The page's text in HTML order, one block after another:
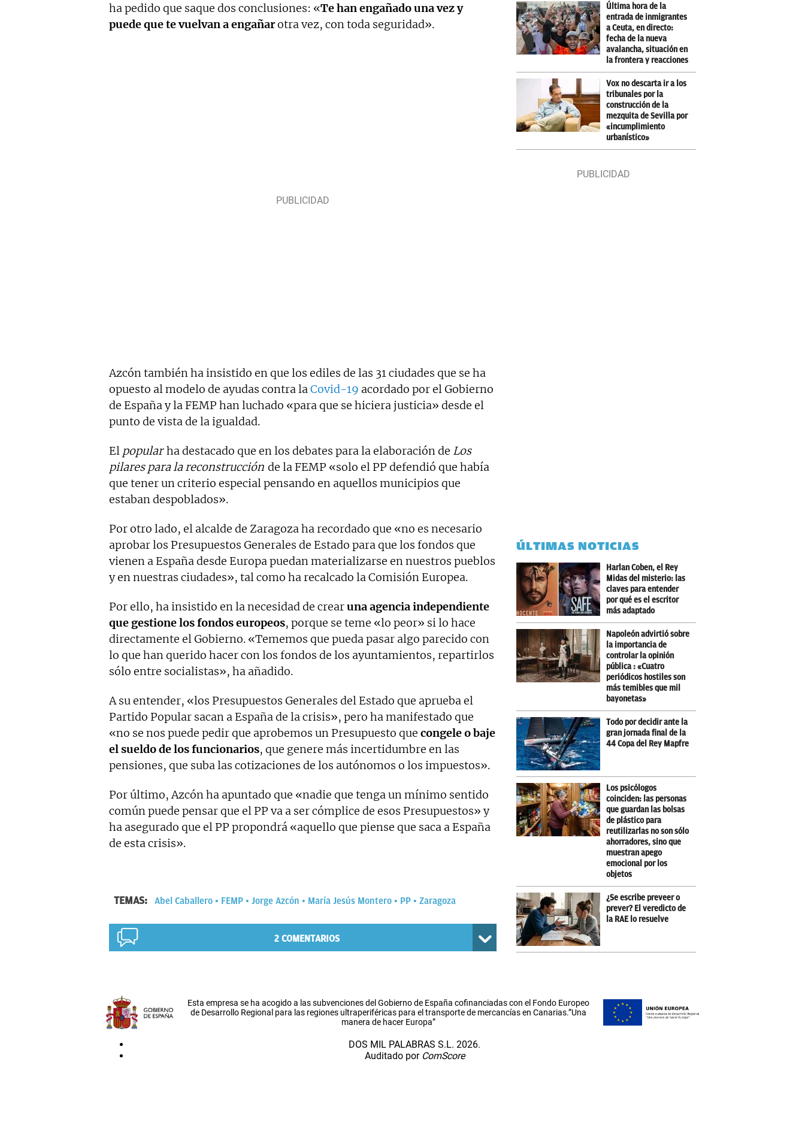
ha pedido que saque dos conclusiones: «Te han engañado una vez y
puede que te vuelvan a engañarotra vez, con toda seguridad».
Azcón también ha insistido en que los ediles de las 31 ciudades que se ha
opuesto al modelo de ayudas contra laCovid-19 acordado por el Gobierno
de España y la FEMP han luchado «para que se hiciera justicia» desde el
punto de vista de la igualdad.
El popularha destacado que en los debates para la elaboración de Los
pilares para la reconstrucción de la FEMP «solo el PP defendió que había
que tener un criterio especial pensando en aquellos municipios que
estaban despoblados».
Por otro lado, el alcalde de Zaragoza ha recordado que «no es necesario
aprobar los Presupuestos Generales de Estado para que los fondos que
vienen a España desde Europa puedan materializarse en nuestros pueblos
y en nuestras ciudades», tal como ha recalcado la Comisión Europea.
Por ello, ha insistido en la necesidad de crearuna agencia independiente
que gestione los fondos europeos, porque se teme «lo peor» si lo hace
directamente el Gobierno. «Tememos que pueda pasar algo parecido con
lo que han querido hacer con los fondos de los ayuntamientos, repartirlos
sólo entre socialistas», ha añadido.
A su entender, «los Presupuestos Generales del Estado que aprueba el
Partido Popular sacan a España de la crisis», pero ha manifestado que
«no se nos puede pedir que aprobemos un Presupuesto que congele o baje
el sueldo de los funcionarios, que genere más incertidumbre en las
pensiones, que suba las cotizaciones de los autónomos o los impuestos».
Por último, Azcón ha apuntado que «nadie que tenga un mínimo sentido
común puede pensar que el PP va a ser cómplice de esos Presupuestos» y
ha asegurado que el PP propondrá «aquello que piense que saca a España
de esta crisis».
TEMAS: Abel Caballero FEMP Jorge Azcón María Jesús Montero PP Zaragoza
2 COMENTARIOS
Última hora de la
entrada de inmigrantes
a Ceuta, en directo:
fecha de la nueva
avalancha, situación en
la frontera y reacciones
Vox no descarta ir a los
tribunales por la
construcción de la
mezquita de Sevilla por
«incumplimiento
urbanístico»
ÚLTIMAS NOTICIAS
Harlan Coben, el Rey
Midas del misterio: las
claves para entender
por qué es el escritor
más adaptado
Napoleón advirtió sobre
la importancia de
controlar la opinión
pública : «Cuatro
periódicos hostiles son
más temibles que mil
bayonetas»
Todo por decidir ante la
gran jornada final de la
44 Copa del Rey Mapfre
Los psicólogos
coinciden: las personas
que guardan las bolsas
de plástico para
reutilizarlas no son sólo
ahorradores, sino que
muestran apego
emocional por los
objetos
¿Se escribe preveer o
prever? El veredicto de
la RAE lo resuelve
Esta empresa se ha acogido a las subvenciones del Gobierno de España cofinanciadas con el Fondo Europeo
de Desarrollo Regional para las regiones ultraperiféricas para el transporte de mercancías en Canarias.”Una
manera de hacer Europa”
DOS MIL PALABRAS S.L. 2026.
Auditado por ComScore